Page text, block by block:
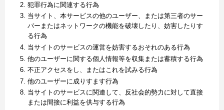
犯罪行為に関連する行為
当サイト、本サービスの他のユーザー、または第三者のサー
バーまたはネットワークの機能を破壊したり、妨害したりす
る行為
当サイトのサービスの運営を妨害するおそれのある行為
他のユーザーに関する個人情報等を収集または蓄積する行為
不正アクセスをし、またはこれを試みる行為
他のユーザーに成りすます行為
当サイトのサービスに関連して、反社会的勢力に対して直接
または間接に利益を供与する行為